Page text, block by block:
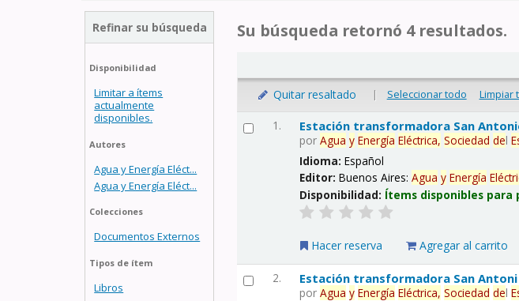
Refinar su búsqueda
Disponibilidad
Limitar a ítems
actualmente
disponibles.
Autores
Agua y Energía Eléct...
Agua y Energía Eléct...
Colecciones
Documentos Externos
Tipos de ítem
Libros
Su búsqueda retornó 4 resultados.
Quitar resaltado | Seleccionar todo Limpiar
1. Estación transformadora San
porAgua y Energía Eléctrica, Sociedad del
Idioma:Español
Editor:Buenos Aires:Agua y Energía
Disponibilidad: Ítems disponibles
Hacer reserva Agregar al carrito
2. Estación transformadora San
porAgua y Energía Eléctrica, Sociedad del